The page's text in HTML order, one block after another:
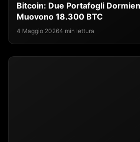
Bitcoin: Due Portafogli
Muovono 18.300 BTC
4 Maggio 20264 min lettura